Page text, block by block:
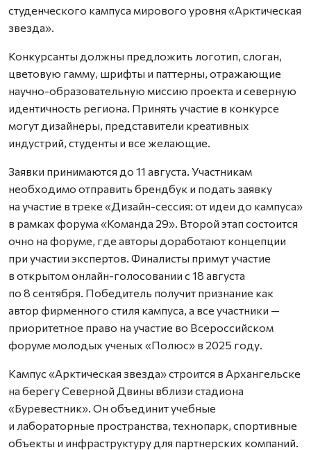
студенческого кампуса мирового уровня «Арктическая
звезда».
Конкурсанты должны предложить логотип, слоган,
цветовую гамму, шрифты и паттерны, отражающие
научно-образовательную миссию проекта и северную
идентичность региона. Принять участие в конкурсе
могут дизайнеры, представители креативных
индустрий, студенты и все желающие.
Заявки принимаются до 11 августа. Участникам
необходимо отправить брендбук и подать заявку
на участие в треке «Дизайн-сессия: от идеи до кампуса»
в рамках форума «Команда 29». Второй этап состоится
очно на форуме, где авторы доработают концепции
при участии экспертов. Финалисты примут участие
в открытом онлайн-голосовании с 18 августа
по 8 сентября. Победитель получит признание как
автор фирменного стиля кампуса, а все участники —
приоритетное право на участие во Всероссийском
форуме молодых ученых «Полюс» в 2025 году.
Кампус «Арктическая звезда» строится в Архангельске
на берегу Северной Двины вблизи стадиона
«Буревестник». Он объединит учебные
и лабораторные пространства, технопарк, спортивные
объекты и инфраструктуру для партнерских компаний.